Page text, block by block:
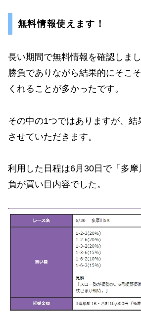
無料情報使えます！
長い期間で無料情報を確認しま
勝負でありながら結果的にそこ
くれることが多かったです。
その中の1つではありますが、結
させていただきます。
利用した日程は6月30日で「多
負が買い目内容でした。